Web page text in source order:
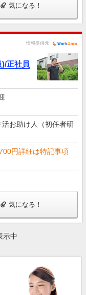
気になる！
情報提供元
正社員
活お助け人（初任者研
円詳細は特記事項
気になる！
示中